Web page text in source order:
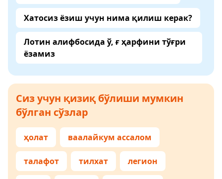
Хатосиз ёзиш учун нима қилиш керак?
Лотин алифбосида ў, ғ ҳарфини тўғри
ёзамиз
Сиз учун қизиқ бўлиши мумкин
бўлган сўзлар
ҳолат ваалайкум ассалом
талафот тилхат легион